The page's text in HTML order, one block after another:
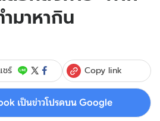
มาหากิน
ชร์ Copy link
เป็นข่าวโปรดบน Google